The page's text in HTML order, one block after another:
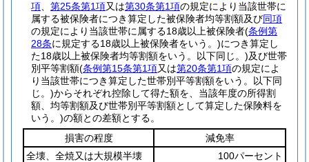
項
第25条第1項又は第30条第1項の規定により当該世帯に
属する被保険者につき算定した被保険者均等割額及び同項
の規定により当該世帯に属する18歳以上被保険者(条例第
28条に規定する18歳以上被保険者をいう。)につき算定し
た18歳以上被保険者均等割額をいう。以下同じ。)及び世帯
別平等割額(条例第15条第1項又は第20条第1項の規定によ
り当該世帯につき算定した世帯別平等割額をいう。以下同
じ。)からそれぞれ控除して得た額を、当該年度の所得割
額、均等割額及び世帯別平等割額として算定した保険料を
いう。)の額との差額とする。
損害の程度
減免率
全壊、全焼又は大規模半壊
100パーセント